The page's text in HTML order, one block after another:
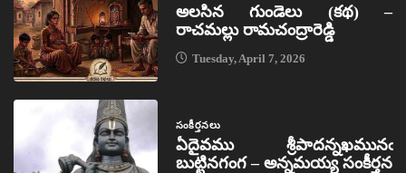
అలసిన గుండెలు (కథ) –
రాచమల్లు రామచంద్రారెడ్డి
Tuesday, April 7, 2026
సంకీర్తనలు
ఏదైవము శ్రీపాదన్నఖమునఁ
బుట్టినగంగ – అన్నమయ్య సంకీర్తన